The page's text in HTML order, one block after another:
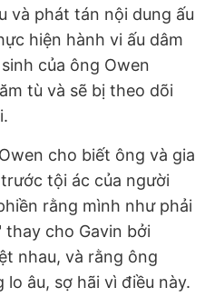
và phát tán nội dung ấu
hiện hành vi ấu dâm
của ông Owen
tù và sẽ bị theo dõi
cho biết ông và gia
tội ác của người
rằng mình như phải
cho Gavin bởi
nhau, và rằng ông
âu, sợ hãi vì điều này.